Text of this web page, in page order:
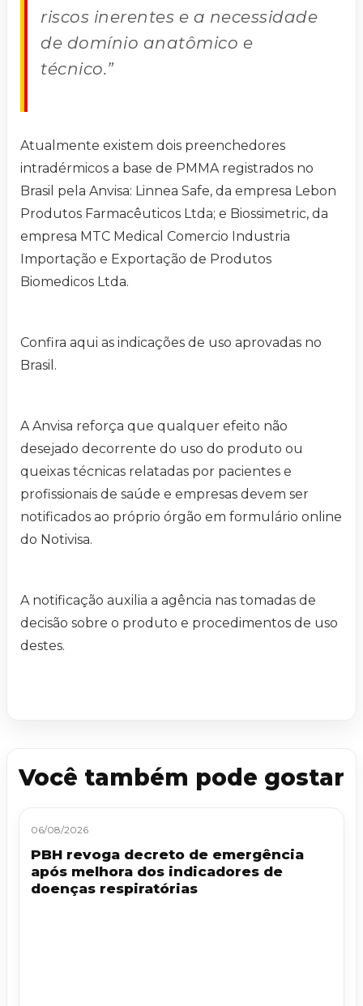
riscos inerentes e a necessidade
de domínio anatômico e
técnico.”
Atualmente existem dois preenchedores
intradérmicos a base de PMMA registrados no
Brasil pela Anvisa: Linnea Safe, da empresa Lebon
Produtos Farmacêuticos Ltda; e Biossimetric, da
empresa MTC Medical Comercio Industria
Importação e Exportação de Produtos
Biomedicos Ltda.
Confira aqui as indicações de uso aprovadas no
Brasil.
A Anvisa reforça que qualquer efeito não
desejado decorrente do uso do produto ou
queixas técnicas relatadas por pacientes e
profissionais de saúde e empresas devem ser
notificados ao próprio órgão em formulário online
do Notivisa.
A notificação auxilia a agência nas tomadas de
decisão sobre o produto e procedimentos de uso
destes.
Você também pode gostar
06/08/2026
PBH revoga decreto de emergência
após melhora dos indicadores de
doenças respiratórias